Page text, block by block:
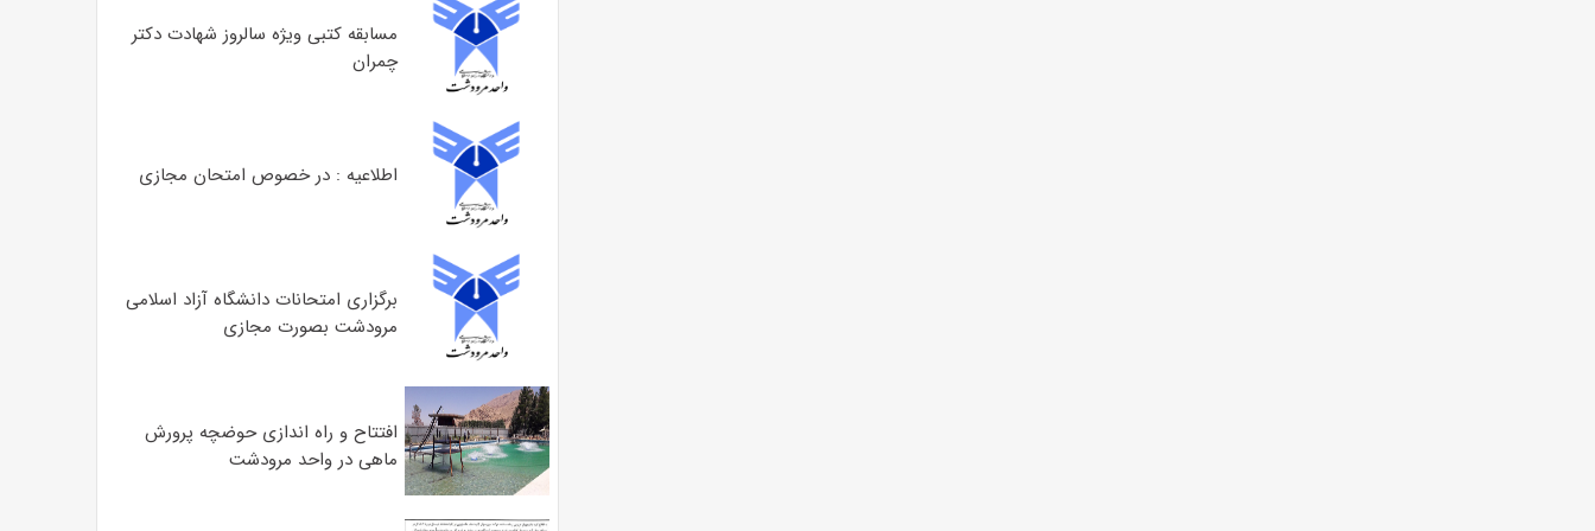
مسابقه کتبی ویژه سالروز شهادت دکتر
چمران
اطلاعیه : در خصوص امتحان مجازی
برگزاری امتحانات دانشگاه آزاد اسلامی
مرودشت بصورت مجازی
افتتاح و راه اندازی حوضچه پرورش
ماهی در واحد مرودشت